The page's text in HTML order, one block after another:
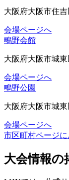
大阪府大阪市住
会場ページへ
鴫野会館
大阪府大阪市城
会場ページへ
鴫野公園
大阪府大阪市城東
会場ページへ
市区町村ページに
大会情報の